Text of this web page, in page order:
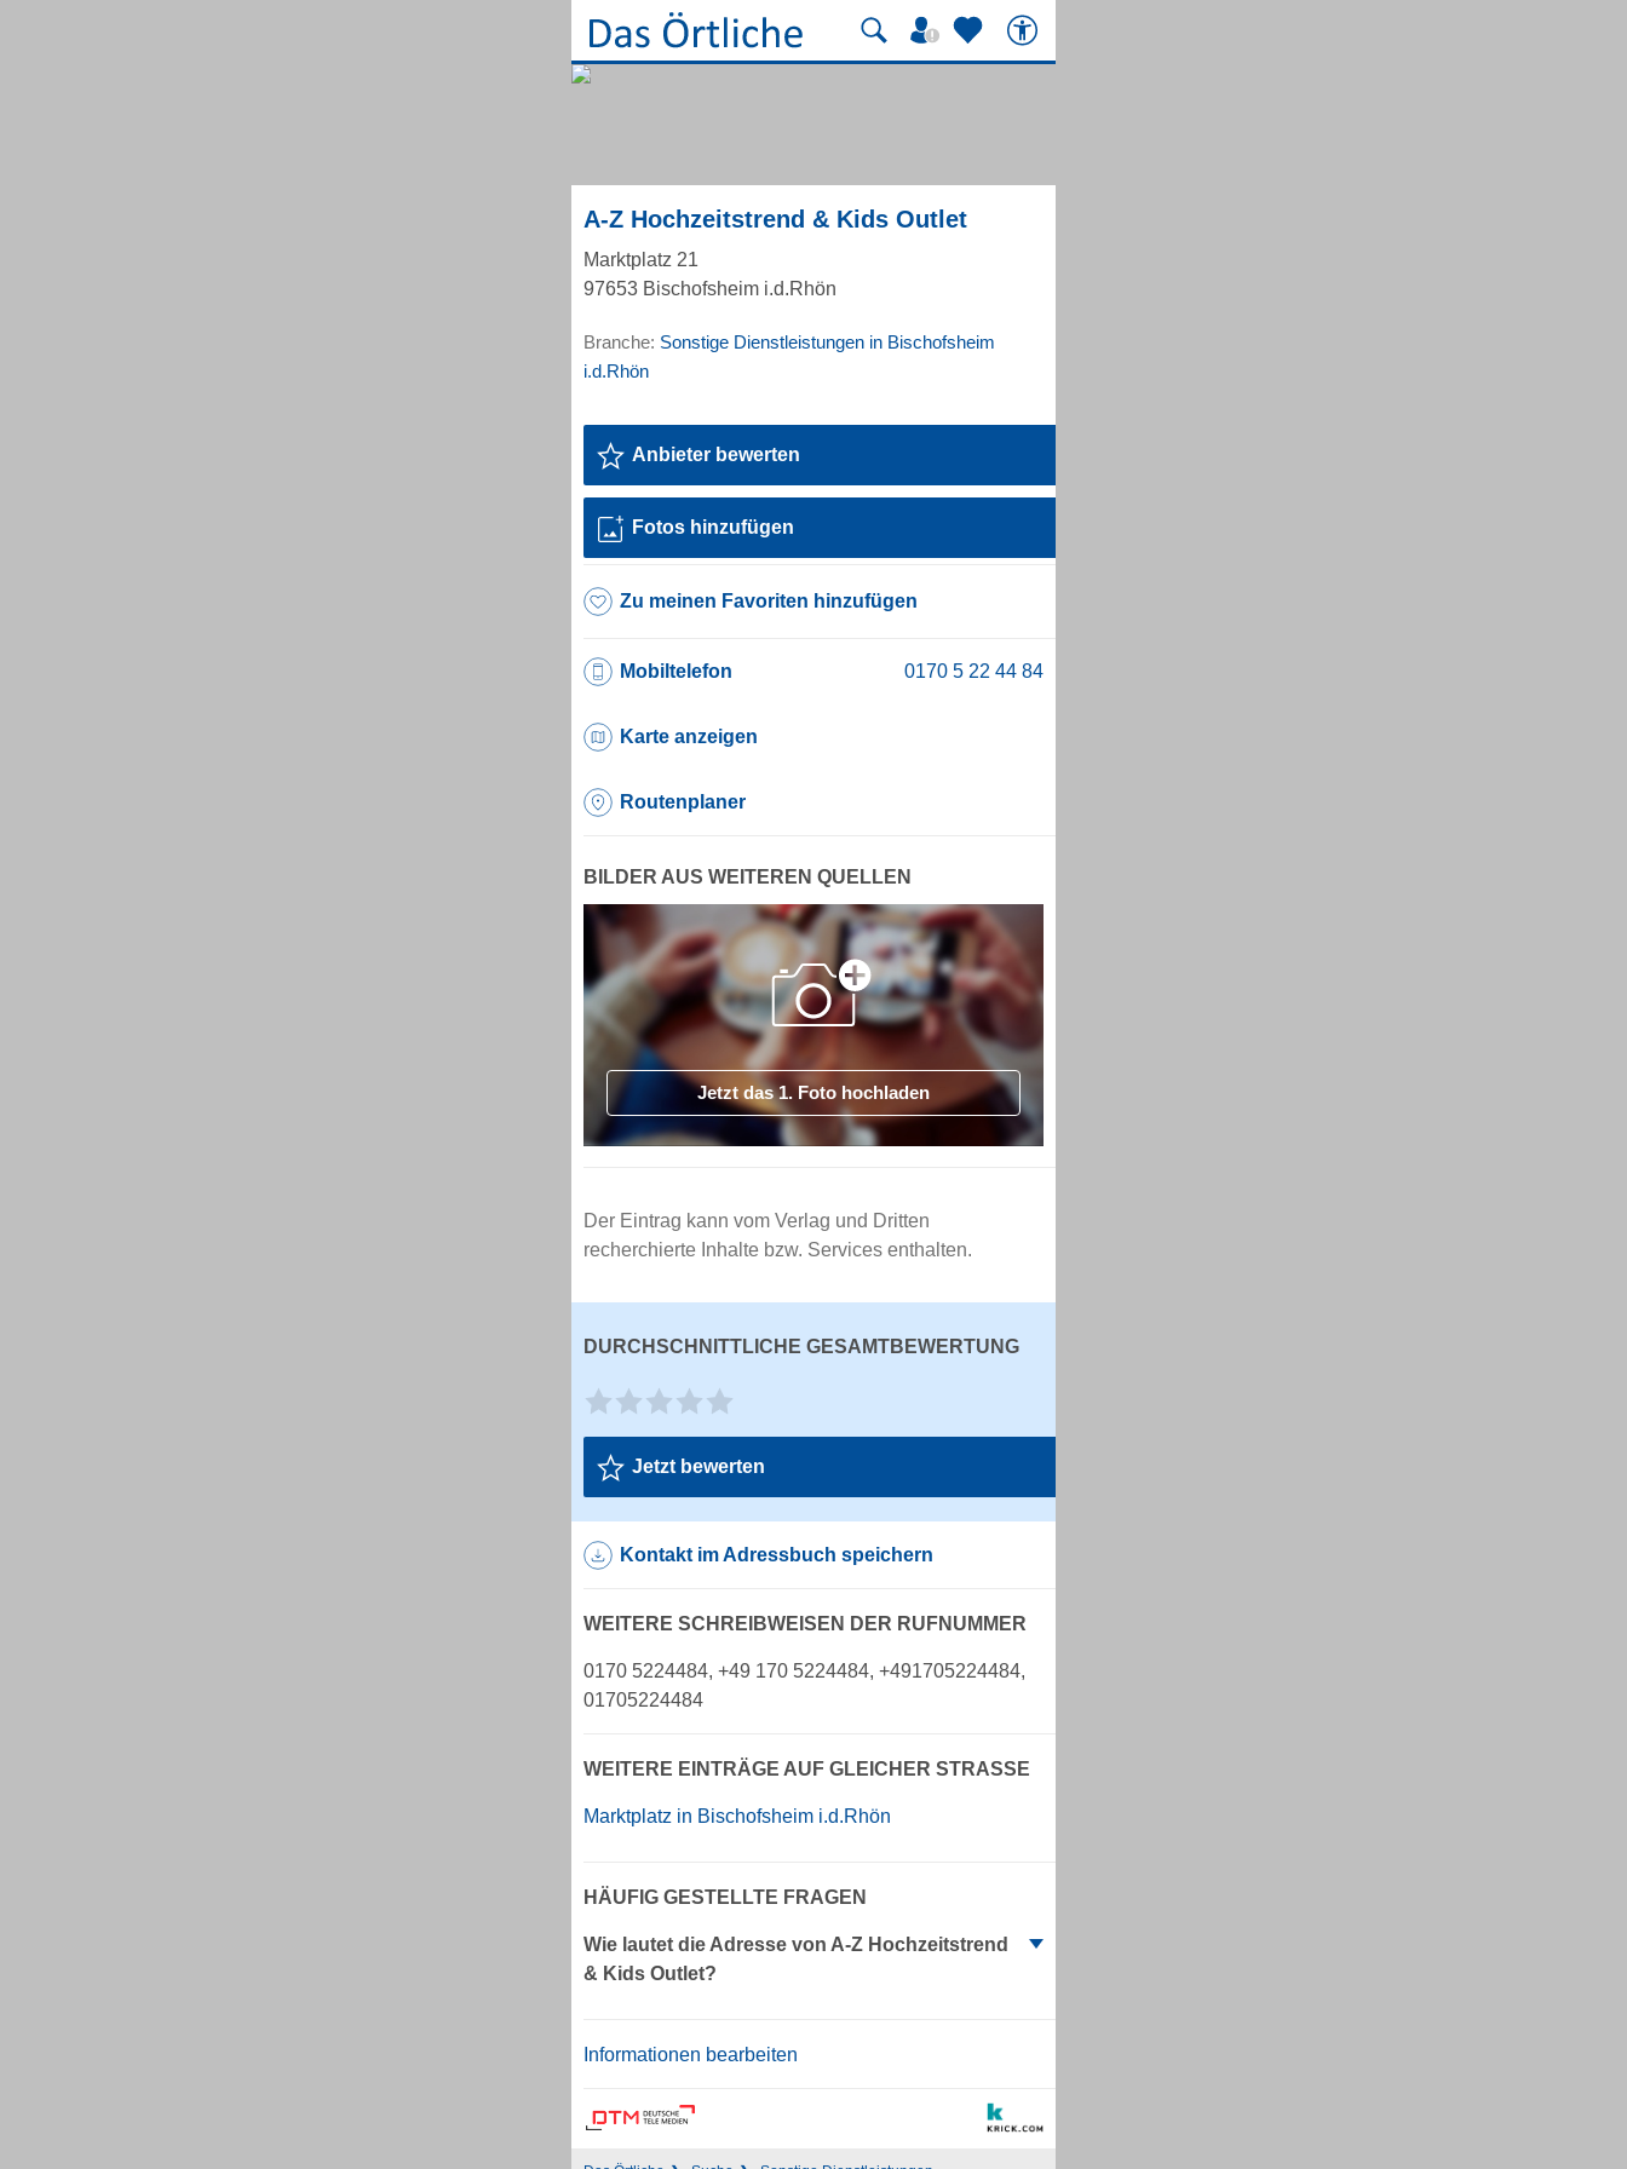
A-Z Hochzeitstrend & Kids Outlet
Marktplatz 21
97653 Bischofsheim i.d.Rhön
Branche: Sonstige Dienstleistungen in Bischofsheim
i.d.Rhön
Anbieter bewerten
Fotos hinzufügen
Zu meinen Favoriten hinzufügen
Mobiltelefon
Karte anzeigen
Routenplaner
BILDER AUS WEITEREN QUELLEN
Jetzt das 1. Foto hochladen
Der Eintrag kann vom Verlag und Dritten
recherchierte Inhalte bzw. Services enthalten.
DURCHSCHNITTLICHE GESAMTBEWERTUNG
Jetzt bewerten
Kontakt im Adressbuch speichern
WEITERE SCHREIBWEISEN DER RUFNUMMER
0170 5224484, +49 170 5224484, +491705224484,
01705224484
WEITERE EINTRÄGE AUF GLEICHER STRASSE
Marktplatz in Bischofsheim i.d.Rhön
HÄUFIG GESTELLTE FRAGEN
Wie lautet die Adresse von A-Z Hochzeitstrend
& Kids Outlet?
Informationen bearbeiten